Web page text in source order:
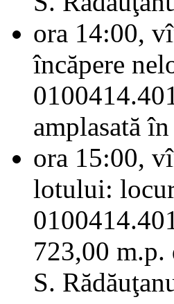
ora 14:00,
încăpere
amplasată
ora 15:00,
lotului:
723,00
S.